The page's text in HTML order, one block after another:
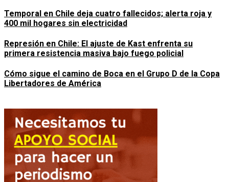
Temporal en Chile deja cuatro fallecidos; alerta roja y
400 mil hogares sin electricidad
Represión en Chile: El ajuste de Kast enfrenta su
primera resistencia masiva bajo fuego policial
Cómo sigue el camino de Boca en el Grupo D de la Copa
Libertadores de América